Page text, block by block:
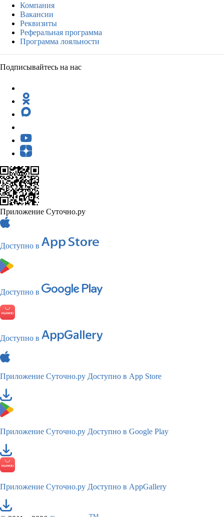
Компания
Вакансии
Реквизиты
Реферальная программа
Программа лояльности
Подписывайтесь на нас
Приложение Суточно.ру
Доступно в
Доступно в
Доступно в
Приложение Суточно.ру Доступно в App Store
Приложение Суточно.ру Доступно в Google Play
Приложение Суточно.ру Доступно в AppGallery